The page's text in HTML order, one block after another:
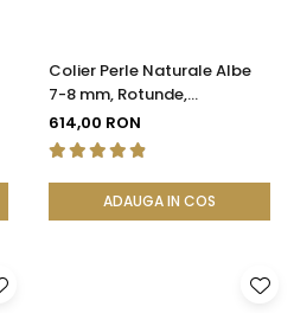
Colier Perle Naturale Albe
7-8 mm, Rotunde,
Închizătoare Argint 925 |
KASKADDA®
614,00 RON
ADAUGA IN COS